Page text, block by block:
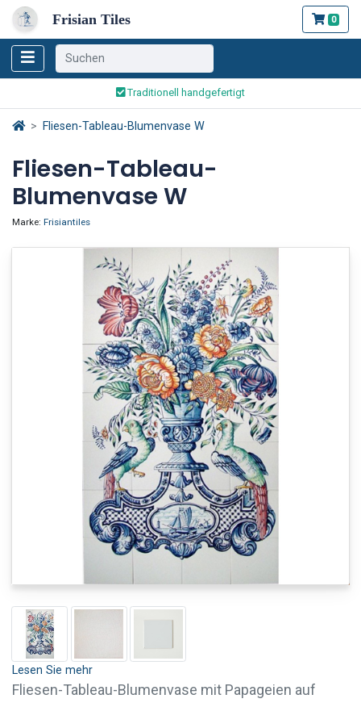
Frisian Tiles 0
Weltweiter Versand
Sicher bestellen und bezahlen
Weltweiter Versand
Fliesen-Tableau-Blumenvase W
Fliesen-Tableau-
Blumenvase W
Marke: Frisiantiles
Lesen Sie mehr
Fliesen-Tableau-Blumenvase mit Papageien auf